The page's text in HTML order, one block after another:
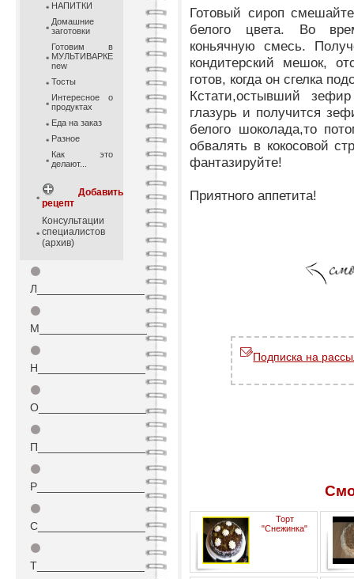
НАПИТКИ
Домашние
заготовки
Готовим в
МУЛЬТИВАРКЕ
new
Тосты
Интересное о
продуктах
Еда на заказ
Разное
Как это
делают...
Добавить
рецепт
Консультации
специалистов
(архив)
⚫
Л_________________
⚫
М_________________
⚫
Н_________________
⚫
О_________________
⚫
П_________________
⚫
Р_________________
⚫
С_________________
⚫
Т_________________
Готовый сироп
белого цвета. Во
коньячную смесь.
кондитерский мешок,
готов, когда он сгелка
Кстати,остывший
глазурь и получится
белого шоколада,то
обвалять в кокосовой
фантазируйте!
Приятного аппетита!
Подписка на
Торт
"Снежинка"